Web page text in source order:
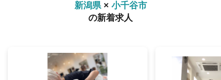
新潟県× 小千谷市
の新着求人